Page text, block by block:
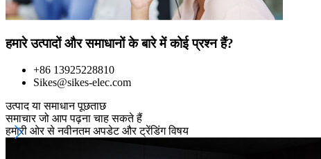
हमारे उत्पादों और समाधानों के बारे में कोई प्रश्न हैं?
+86 13925228810
Sikes@sikes-elec.com
उत्पाद या समाधान पूछताछ
समाचार जो आप पढ़ना चाह सकते हैं
हमारी ओर से नवीनतम अपडेट और ट्रेंडिंग विषय